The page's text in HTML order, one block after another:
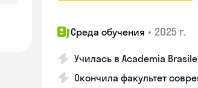
Среда обучения • 2025 г.
Училась в Academia
Окончила факультет